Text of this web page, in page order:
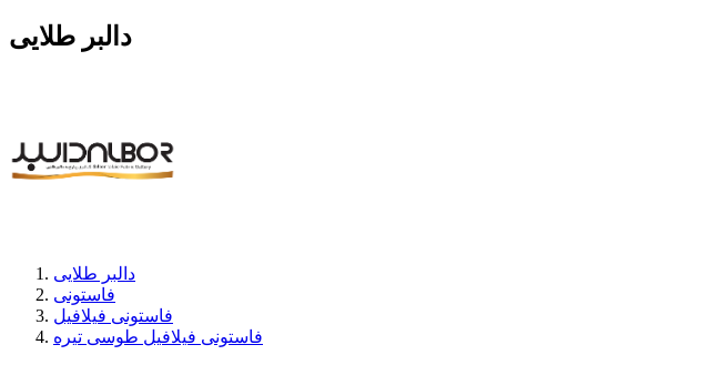
دالبر طلایی
دالبر طلایی
فاستونی
فاستونی فیلافیل
فاستونی فیلافیل طوسی تیره